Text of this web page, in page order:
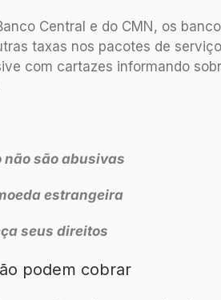
Central e do CMN, os
taxas nos pacotes de
com cartazes informando
não são abusivas
estrangeira
seus direitos
podem cobrar